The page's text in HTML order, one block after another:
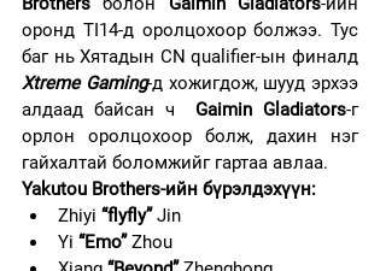
оронд TI14-д оролцохоор болжээ. Тус
Xtreme Gaming-д хожигдож, шууд эрхээ
алдаад байсан ч Gaimin Gladiators-г
орлон оролцохоор болж, дахин нэг
гайхалтай боломжийг гартаа авлаа.
Yakutou Brothers-ийн бүрэлдэхүүн:
Zhiyi “flyfly” Jin
Yi “Emo” Zhou